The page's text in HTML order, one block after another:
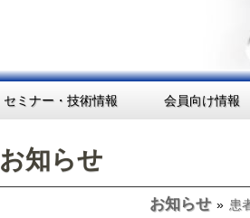
セミナー・技術情報 会員向け情報
お知らせ
お知らせ » 患